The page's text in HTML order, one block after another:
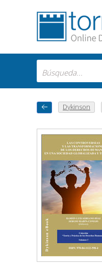
Dykinson